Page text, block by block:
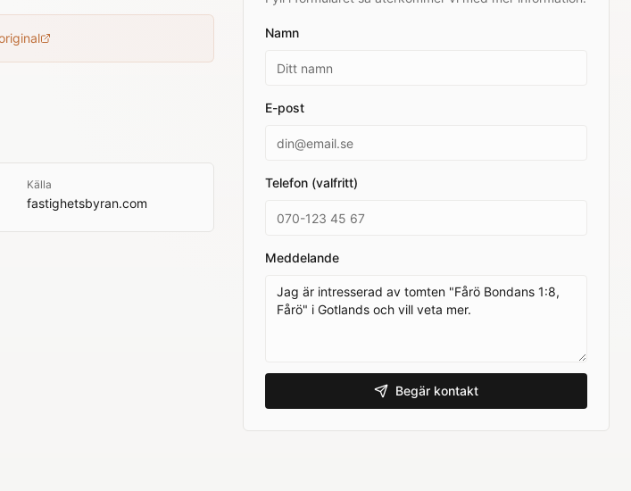
Källa
fastighetsbyran.com
Namn
E-post
Telefon (valfritt)
Meddelande
Begär kontakt